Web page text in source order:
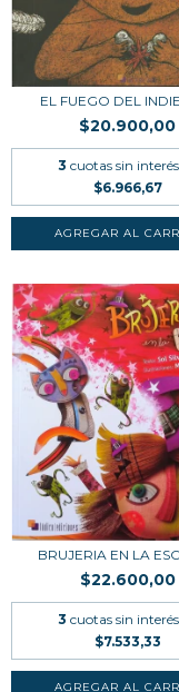
EL FUEGO DEL
$20.900,00
3 cuotas sin
$6.966,67
BRUJERIA EN LA
$22.600,00
3 cuotas sin
$7.533,33